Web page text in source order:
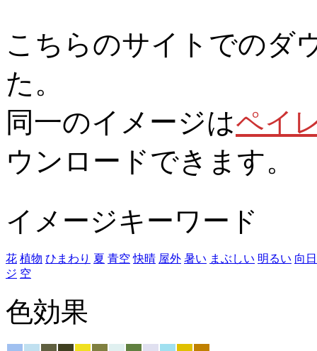
こちらのサイトでのダ
た。
同一のイメージはペイ
ウンロードできます。
イメージキーワード
花 植物 ひまわり 夏 青空 快晴 屋外 暑い まぶしい 明るい 向
ジ 空
色効果